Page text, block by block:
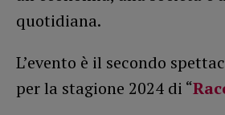
quotidiana.
L’evento è il secondo
per la stagione 2024 di “